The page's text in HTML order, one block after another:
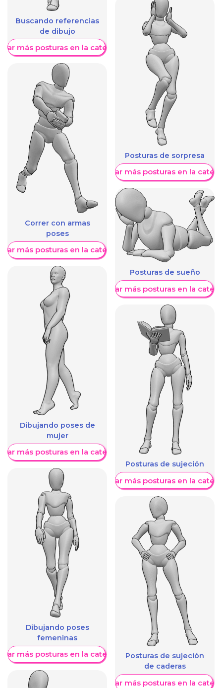
Buscando referencias
de dibujo
más posturas en la categoría
Correr con armas
poses
más posturas en la categoría
Dibujando poses de
mujer
más posturas en la categoría
Dibujando poses
femeninas
más posturas en la categoría
Posturas de sorpresa
Mostrar más posturas en la
Posturas de sueño
Mostrar más posturas en la
Posturas de sujeción
Mostrar más posturas en la
Posturas de sujeción
de caderas
Mostrar más posturas en la